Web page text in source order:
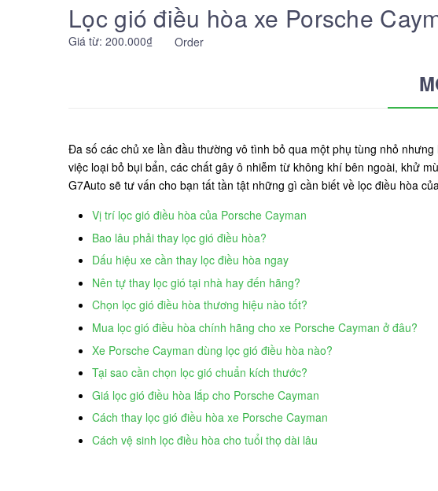
Lọc gió điều hòa xe Porsche
Giá từ: 200.000₫ Order
Đa số các chủ xe lần đầu thường vô tình bỏ qua một phụ tùng nhỏ
việc loại bỏ bụi bẩn, các chất gây ô nhiễm từ không khí bên ngoài, khử
G7Auto sẽ tư vấn cho bạn tất tần tật những gì cần biết về lọc điều hòa
Vị trí lọc gió điều hòa của Porsche Cayman
Bao lâu phải thay lọc gió điều hòa?
Dấu hiệu xe cần thay lọc điều hòa ngay
Nên tự thay lọc gió tại nhà hay đến hãng?
Chọn lọc gió điều hòa thương hiệu nào tốt?
Mua lọc gió điều hòa chính hãng cho xe Porsche Cayman ở đâu?
Xe Porsche Cayman dùng lọc gió điều hòa nào?
Tại sao cần chọn lọc gió chuẩn kích thước?
Giá lọc gió điều hòa lắp cho Porsche Cayman
Cách thay lọc gió điều hòa xe Porsche Cayman
Cách vệ sinh lọc điều hòa cho tuổi thọ dài lâu